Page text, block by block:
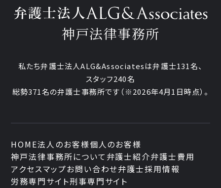
神戸法律事務所
私たち弁護士法人ALG&Associatesは弁護士131名、
スタッフ240名
総勢371名の弁護士事務所です （※2026年4月1日時点）。
HOME法人のお客様個人のお客様
神戸法律事務所について 弁護士紹介弁護士費用
アクセスマップお問い合わせ弁護士採用情報
労務専門サイト刑事専門サイト